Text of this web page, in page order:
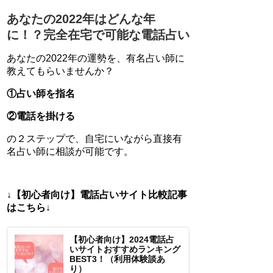
あなたの2022年はどんな年
に！？完全在宅で可能な電話占い
あなたの2022年の運勢を、有名占い師に
教えてもらいませんか？
①占い師を指名
②電話を掛ける
の２ステップで、自宅にいながら直接有
名占い師に相談が可能です。
↓【初心者向け】電話占いサイト比較記事
はこちら↓
【初心者向け】2024電話占
いサイトおすすめランキング
BEST3！（利用体験談あ
り）